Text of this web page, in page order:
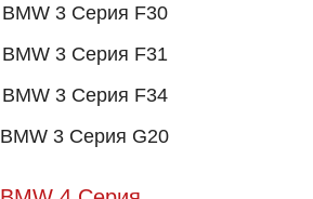
BMW 3 Серия F30
BMW 3 Серия F31
BMW 3 Серия F34
BMW 3 Серия G20